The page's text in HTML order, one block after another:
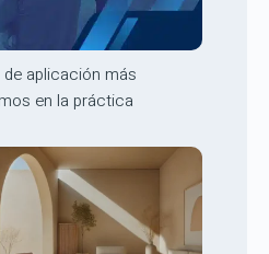
aplicación más
en la práctica